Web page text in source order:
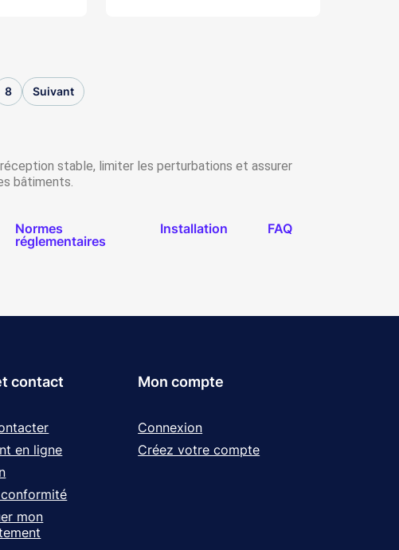
8 Suivant
stable, limiter les perturbations et assurer
bâtiments.
Normes
réglementaires
Installation FAQ
contact
en ligne
mon
Mon compte
Connexion
Créez votre compte